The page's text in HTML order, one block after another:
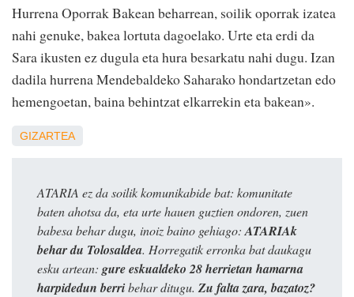
Hurrena Oporrak Bakean beharrean, soilik oporrak izatea
nahi genuke, bakea lortuta dagoelako. Urte eta erdi da
Sara ikusten ez dugula eta hura besarkatu nahi dugu. Izan
dadila hurrena Mendebaldeko Saharako hondartzetan edo
hemengoetan, baina behintzat elkarrekin eta bakean».
GIZARTEA
ATARIA ez da soilik komunikabide bat: komunitate
baten ahotsa da, eta urte hauen guztien ondoren, zuen
babesa behar dugu, inoiz baino gehiago: ATARIAk
behar du Tolosaldea. Horregatik erronka bat daukagu
esku artean: gure eskualdeko 28 herrietan hamarna
harpidedun berribehar ditugu. Zu falta zara, bazatoz?